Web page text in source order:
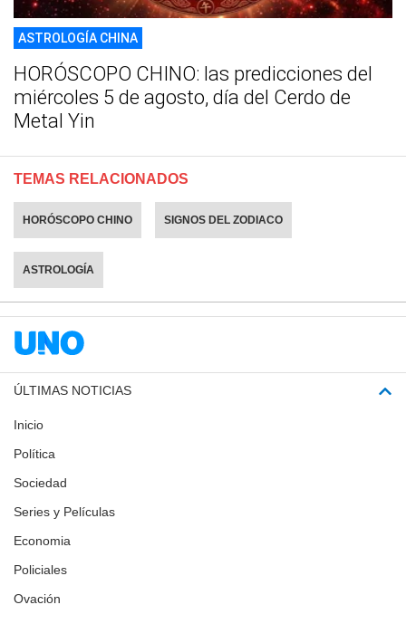
ASTROLOGÍA CHINA
HORÓSCOPO CHINO: las predicciones del
miércoles 5 de agosto, día del Cerdo de
Metal Yin
TEMAS RELACIONADOS
HORÓSCOPO CHINO SIGNOS DEL ZODIACO
ASTROLOGÍA
ÚLTIMAS NOTICIAS
Inicio
Política
Sociedad
Series y Películas
Economia
Policiales
Ovación